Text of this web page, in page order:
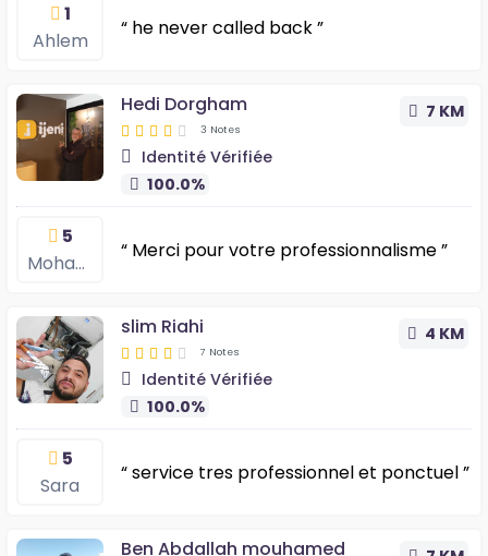
1
Ahlem
“ he never called back ”
7 KM
Hedi Dorgham
3 Notes
Identité Vérifiée
100.0%
5
Mohamed
“ Merci pour votre professionnalisme ”
4 KM
slim Riahi
7 Notes
Identité Vérifiée
100.0%
5
Sara
“ service tres professionnel et ponctuel ”
Ben Abdallah mouhamed